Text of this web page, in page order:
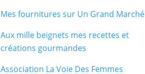
Mes fournitures sur Un Grand Marché
Aux mille beignets mes recettes et
créations gourmandes
Association La Voie Des Femmes